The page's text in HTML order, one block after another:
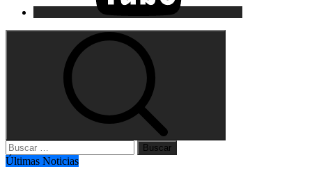
Buscar:
Últimas Noticias